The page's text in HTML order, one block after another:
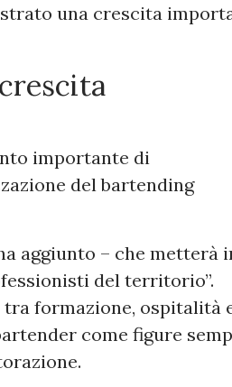
una crescita
importante di
del bartending
aggiunto – che metterà
del territorio”.
formazione, ospitalità
come figure